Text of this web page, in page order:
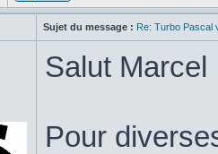
Sujet du message : Re: Turbo Pascal
Salut Marcel
Pour